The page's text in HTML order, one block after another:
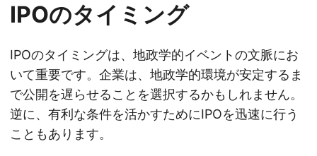
IPOのタイミング
IPOのタイミングは、地政学的イベントの文脈にお
いて重要です。企業は、地政学的環境が安定するま
で公開を遅らせることを選択するかもしれません。
逆に、有利な条件を活かすためにIPOを迅速に行う
こともあります。